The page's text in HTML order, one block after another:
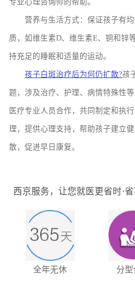
专业心理咨询师的帮助。
营养与生活方式：保证孩子有均
质，如维生素D、维生素E、铜和锌
持充足的睡眠和适量的运动。
孩子白斑治疗后为何仍扩散?孩
题，涉及治疗、护理、病情特殊性
医疗专业人员合作，共同制定和执
理，提供心理支持，帮助孩子建立
散，促进早日康复。
西京服务，让您就医更省时·省
全年无休 分型